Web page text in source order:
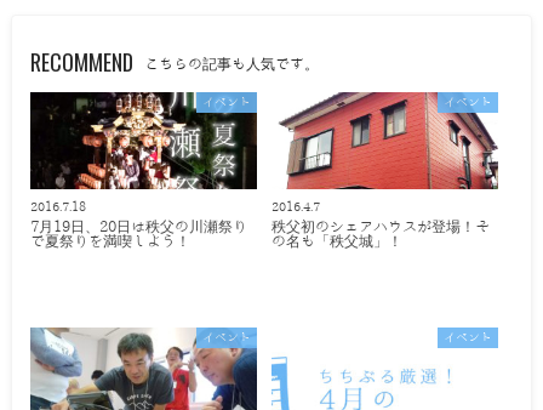
RECOMMEND こちらの記事も人気です。
イベント
2016.7.18
7月19日、20日は秩父の川瀬祭り
で夏祭りを満喫しよう！
イベント
2016.4.7
秩父初のシェアハウスが登場！そ
の名も「秩父城」！
イベント イベント